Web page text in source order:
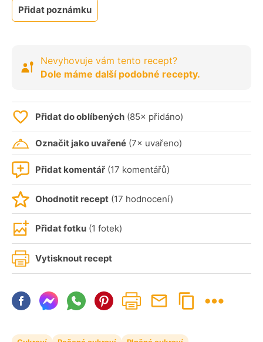
Přidat poznámku
Nevyhovuje vám tento recept?
Dole máme další podobné recepty.
Přidat do oblíbených (85× přidáno)
Označit jako uvařené (7× uvařeno)
Přidat komentář (17 komentářů)
Ohodnotit recept (17 hodnocení)
Přidat fotku (1 fotek)
Vytisknout recept